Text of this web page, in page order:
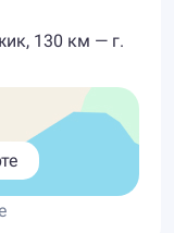
130 км — г.